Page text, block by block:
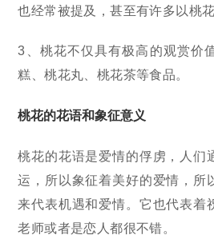
也经常被提及，甚至有许多以桃
3、桃花不仅具有极高的观赏价
糕、桃花丸、桃花茶等食品。
桃花的花语和象征意义
桃花的花语是爱情的俘虏，人们
运，所以象征着美好的爱情，所
来代表机遇和爱情。它也代表着
老师或者是恋人都很不错。